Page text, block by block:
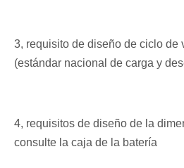
3, requisito de diseño de ciclo de
(estándar nacional de carga y
4, requisitos de diseño de la
consulte la caja de la batería